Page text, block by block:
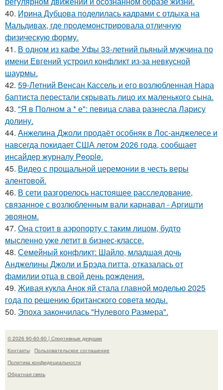
40. Ирина Дубцова поделилась кадрами с отдыха на
Мальдивах, где продемонстрировала отличную
физическую форму.
41. В одном из кафе Уфы 33-летний пьяный мужчина по
имени Евгений устроил конфликт из-за невкусной
шаурмы.
42. 59-Летний Венсан Кассель и его возлюбленная Нара
баптиста перестали скрывать лицо их маленького сына.
43. "Я в Полном а * е": певица слава разнесла Ларису
долину.
44. Анжелина Джоли продаёт особняк в Лос-анджелесе и
навсегда покидает США летом 2026 года, сообщает
инсайдер журналу People.
45. Видео с прощальной церемонии в честь веры
алентовой.
46. В сети разгорелось настоящее расследование,
связанное с возлюбленным вали карнавал - Аргишти
эвояном.
47. Она стоит в аэропорту с таким лицом, будто
мысленно уже летит в бизнес-классе.
48. Семейный конфликт: Шайло, младшая дочь
Анджелины Джоли и Брэда питта, отказалась от
фамилии отца в свой день рождения.
49. Живая кукла Анок яй стала главной моделью 2025
года по решению британского совета моды.
50. Эпоха закончилась "Нулевого Размера".
© 2026 90-60-90 | Спортивные девушки
Контакты
Пользовательское соглашение
Политика конфидециальности
Обратная связь